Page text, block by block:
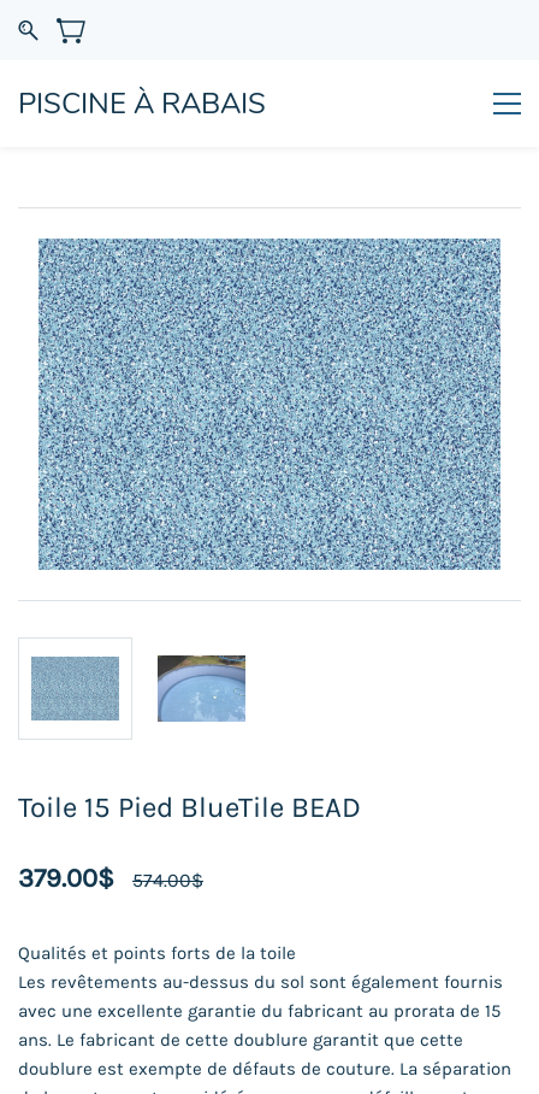
PISCINE À RABAIS
Toile 15 Pied BlueTile BEAD
379.00$ 574.00$
Qualités et points forts de la toile
Les revêtements au-dessus du sol sont également fournis
avec une excellente garantie du fabricant au prorata de 15
ans. Le fabricant de cette doublure garantit que cette
doublure est exempte de défauts de couture. La séparation